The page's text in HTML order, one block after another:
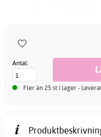
Antal:
Fler än 25 st i lager -